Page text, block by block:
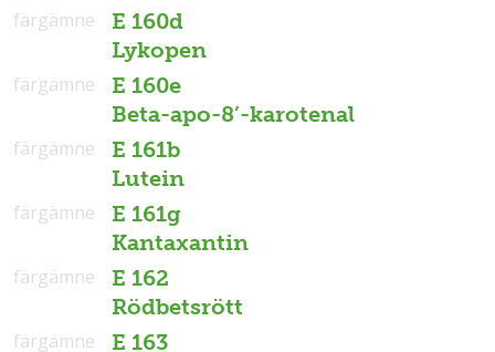
E 160d
Lykopen
färgämne
E 160e
Beta-apo-8’-karotenal
färgämne
E 161b
Lutein
färgämne
E 161g
Kantaxantin
färgämne
E 162
Rödbetsrött
färgämne
E 163
färgämne